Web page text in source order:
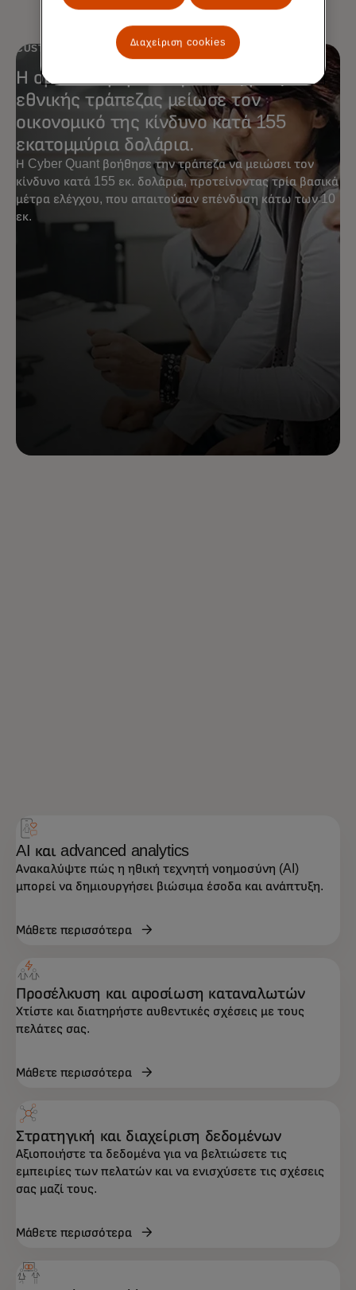
CUSTOMER STORY
Η ομάδα κυβερνοασφάλειας μιας
εθνικής τράπεζας μείωσε τον
οικονομικό της κίνδυνο κατά 155
εκατομμύρια δολάρια.
Η Cyber Quant βοήθησε την τράπεζα να μειώσει τον
κίνδυνο κατά 155 εκ. δολάρια, προτείνοντας τρία βασικά
μέτρα ελέγχου, που απαιτούσαν επένδυση κάτω των 10
εκ.
AI και advanced analytics
Ανακαλύψτε πώς η ηθική τεχνητή νοημοσύνη (AI)
μπορεί να δημιουργήσει βιώσιμα έσοδα και ανάπτυξη.
Μάθετε περισσότερα
Προσέλκυση και αφοσίωση καταναλωτών
Χτίστε και διατηρήστε αυθεντικές σχέσεις με τους
πελάτες σας.
Μάθετε περισσότερα
Στρατηγική και διαχείριση δεδομένων
Αξιοποιήστε τα δεδομένα για να βελτιώσετε τις
εμπειρίες των πελατών και να ενισχύσετε τις σχέσεις
σας μαζί τους.
Μάθετε περισσότερα
Διαχείριση cookies